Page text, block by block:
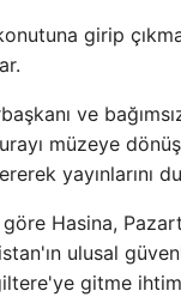
girip
ve
müzeye
yayınlarını
Hasina,
ulusal
gitme